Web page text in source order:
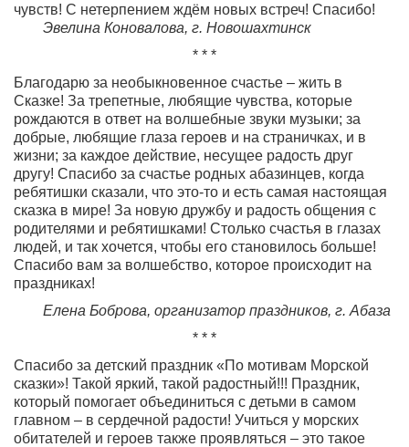
чувств! С нетерпением ждём новых встреч! Спасибо!
Эвелина Коновалова, г. Новошахтинск
* * *
Благодарю за необыкновенное счастье – жить в
Сказке! За трепетные, любящие чувства, которые
рождаются в ответ на волшебные звуки музыки; за
добрые, любящие глаза героев и на страничках, и в
жизни; за каждое действие, несущее радость друг
другу! Спасибо за счастье родных абазинцев, когда
ребятишки сказали, что это-то и есть самая настоящая
сказка в мире! За новую дружбу и радость общения с
родителями и ребятишками! Столько счастья в глазах
людей, и так хочется, чтобы его становилось больше!
Спасибо вам за волшебство, которое происходит на
праздниках!
Елена Боброва, организатор праздников, г. Абаза
* * *
Спасибо за детский праздник «По мотивам Морской
сказки»! Такой яркий, такой радостный!!! Праздник,
который помогает объединиться с детьми в самом
главном – в сердечной радости! Учиться у морских
обитателей и героев также проявляться – это такое